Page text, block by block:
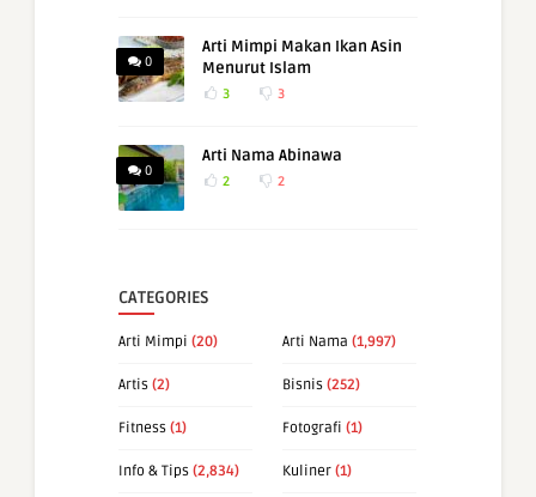
0
Arti Mimpi Makan Ikan Asin
Menurut Islam
3 3
0
Arti Nama Abinawa
2 2
CATEGORIES
Arti Mimpi (20) Arti Nama (1,997)
Artis (2) Bisnis (252)
Fitness (1) Fotografi (1)
Info & Tips (2,834) Kuliner (1)